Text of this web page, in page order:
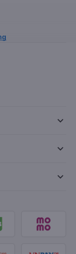
keyboard_arrow_down
keyboard_arrow_down
keyboard_arrow_down